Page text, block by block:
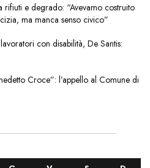
e degrado: “Avevamo costruito
ma manca senso civico”
con disabilità, De Santis:
Croce”: l’appello al Comune di